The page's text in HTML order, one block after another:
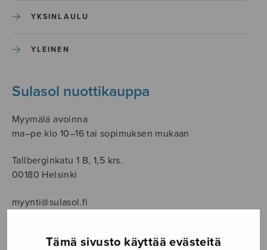
Tämä sivusto käyttää evästeitä
YKSINLAULU
YLEINEN
Sulasol nuottikauppa
Myymälä avoinna
ma–pe klo 10–16 tai sopimuksen mukaan
Tallberginkatu 1 B, 1,5 krs.
00180 Helsinki
myynti@sulasol.fi